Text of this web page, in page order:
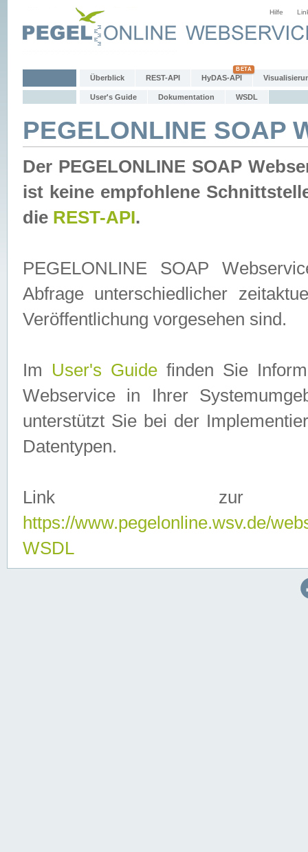
Hilfe
Überblick REST-API HyDAS-API
User's Guide Dokumentation WSDL
PEGELONLINE SOAP
Der PEGELONLINE SOAP
ist keine empfohlene
die REST-API.
PEGELONLINE SOAP
Abfrage unterschiedlicher
Veröffentlichung vorgesehen sind.
Im User's Guidefinden Sie
Webservice in Ihrer
unterstützt Sie bei der
Datentypen.
Link zur
https://www.pegelonline.wsv.de/
WSDL